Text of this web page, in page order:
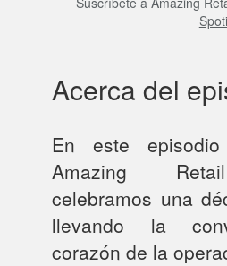
Acerca del
En este
Amazing
celebramos una
llevando la
corazón de la